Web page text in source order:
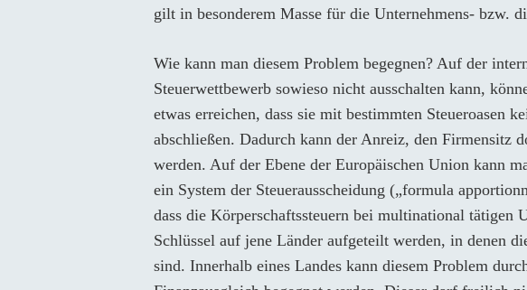
gilt in besonderem Masse für die Unternehmens- bzw.
Wie kann man diesem Problem begegnen? Auf der
Steuerwettbewerb sowieso nicht ausschalten kann,
etwas erreichen, dass sie mit bestimmten Steueroasen
abschließen. Dadurch kann der Anreiz, den Firmensitz
werden. Auf der Ebene der Europäischen Union kann
ein System der Steuerausscheidung („formula
dass die Körperschaftssteuern bei multinational tätigen
Schlüssel auf jene Länder aufgeteilt werden, in denen
sind. Innerhalb eines Landes kann diesem Problem